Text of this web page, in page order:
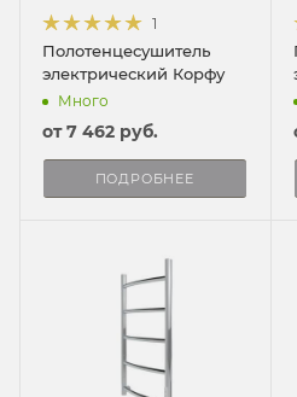
1
Полотенцесушитель
электрический Корфу
Много
от7 462 руб.
ПОДРОБНЕЕ